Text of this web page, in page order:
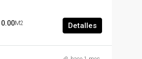
0.00M2
Detalles